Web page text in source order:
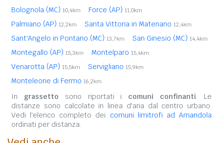
Bolognola (MC) 10,4km Force (AP) 11,0km
Palmiano (AP) 12,2km Santa Vittoria in Matenano 12,4km
Sant'Angelo in Pontano (MC) 13,7km San Ginesio (MC) 14,4km
Montegallo (AP) 15,3km Montelparo 15,4km
Venarotta (AP) 15,5km Servigliano 15,9km
Monteleone di Fermo 16,2km
In grassetto sono riportati i comuni confinanti. Le
distanze sono calcolate in linea d'aria dal centro urbano.
Vedi l'elenco completo dei comuni limitrofi ad Amandola
ordinati per distanza.